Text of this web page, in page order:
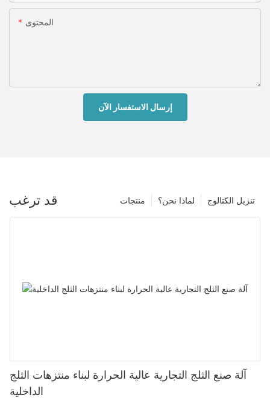
المحتوى
إرسال الاستفسار الآن
قد ترغب تنزيل الكتالوج لماذا نحن؟ منتجات
آلة صنع الثلج التجارية عالية الحرارة لبناء منتزهات الثلج
الداخلية